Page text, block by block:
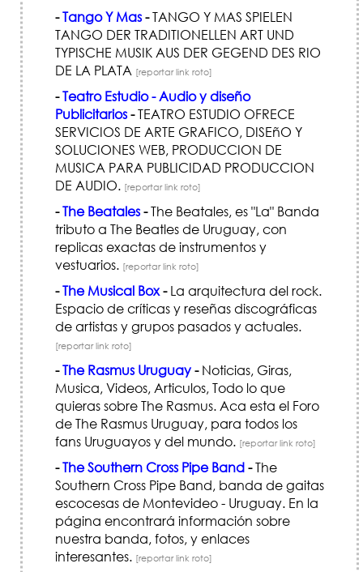
-Tango Y Mas-TANGO Y MAS SPIELEN
TANGO DER TRADITIONELLEN ART UND
TYPISCHE MUSIK AUS DER GEGEND DES RIO
DE LA PLATA [reportar link roto]
-Teatro Estudio - Audio y diseño
Publicitarios-TEATRO ESTUDIO OFRECE
SERVICIOS DE ARTE GRAFICO, DISEñO Y
SOLUCIONES WEB, PRODUCCION DE
MUSICA PARA PUBLICIDAD PRODUCCION
DE AUDIO. [reportar link roto]
-The Beatales-The Beatales, es "La" Banda
tributo a The Beatles de Uruguay, con
replicas exactas de instrumentos y
vestuarios. [reportar link roto]
-The Musical Box-La arquitectura del rock.
Espacio de críticas y reseñas discográficas
de artistas y grupos pasados y actuales.
[reportar link roto]
-The Rasmus Uruguay-Noticias, Giras,
Musica, Videos, Articulos, Todo lo que
quieras sobre The Rasmus. Aca esta el Foro
de The Rasmus Uruguay, para todos los
fans Uruguayos y del mundo. [reportar link roto]
-The Southern Cross Pipe Band-The
Southern Cross Pipe Band, banda de gaitas
escocesas de Montevideo - Uruguay. En la
página encontrará información sobre
nuestra banda, fotos, y enlaces
interesantes. [reportar link roto]